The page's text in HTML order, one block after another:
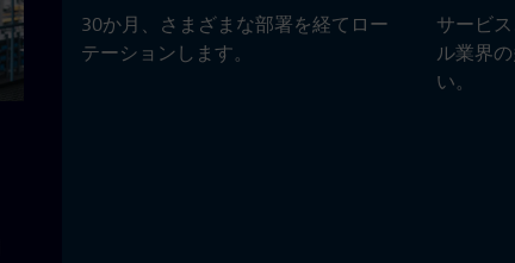
30か月、さまざまな部署を経てロー
テーションします。
サービ
ル業界
い。